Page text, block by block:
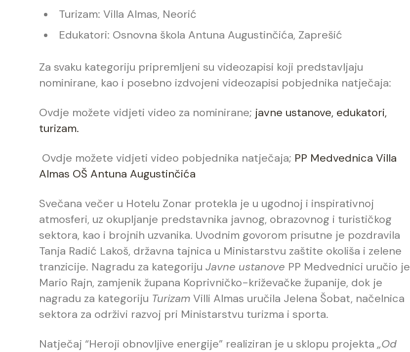
Turizam: Villa Almas, Neorić
Edukatori: Osnovna škola Antuna Augustinčića, Zaprešić
Za svaku kategoriju pripremljeni su videozapisi koji predstavljaju
nominirane, kao i posebno izdvojeni videozapisi pobjednika natječaja:
Ovdje možete vidjeti video za nominirane; javne ustanove, edukatori,
turizam.
Ovdje možete vidjeti video pobjednika natječaja; PP Medvednica Villa
Almas OŠ Antuna Augustinčića
Svečana večer u Hotelu Zonar protekla je u ugodnoj i inspirativnoj
atmosferi, uz okupljanje predstavnika javnog, obrazovnog i turističkog
sektora, kao i brojnih uzvanika. Uvodnim govorom prisutne je pozdravila
Tanja Radić Lakoš, državna tajnica u Ministarstvu zaštite okoliša i zelene
tranzicije. Nagradu za kategoriju Javne ustanove PP Medvednici uručio je
Mario Rajn, zamjenik župana Koprivničko-križevačke županije, dok je
nagradu za kategoriju Turizam Villi Almas uručila Jelena Šobat, načelnica
sektora za održivi razvoj pri Ministarstvu turizma i sporta.
Natječaj “Heroji obnovljive energije” realiziran je u sklopu projekta„Od